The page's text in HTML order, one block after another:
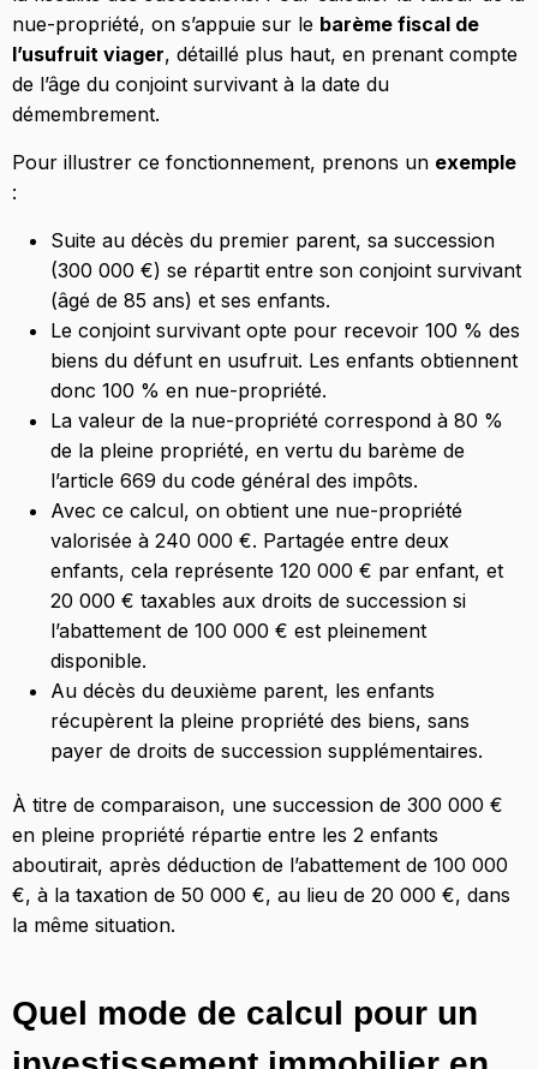
nue-propriété, on s’appuie sur le barème fiscal de
l’usufruit viager, détaillé plus haut, en prenant compte
de l’âge du conjoint survivant à la date du
démembrement.
Pour illustrer ce fonctionnement, prenons un exemple
:
Suite au décès du premier parent, sa succession
(300 000 €) se répartit entre son conjoint survivant
(âgé de 85 ans) et ses enfants.
Le conjoint survivant opte pour recevoir 100 % des
biens du défunt en usufruit. Les enfants obtiennent
donc 100 % en nue-propriété.
La valeur de la nue-propriété correspond à 80 %
de la pleine propriété, en vertu du barème de
l’article 669 du code général des impôts.
Avec ce calcul, on obtient une nue-propriété
valorisée à 240 000 €. Partagée entre deux
enfants, cela représente 120 000 € par enfant, et
20 000 € taxables aux droits de succession si
l’abattement de 100 000 € est pleinement
disponible.
Au décès du deuxième parent, les enfants
récupèrent la pleine propriété des biens, sans
payer de droits de succession supplémentaires.
À titre de comparaison, une succession de 300 000 €
en pleine propriété répartie entre les 2 enfants
aboutirait, après déduction de l’abattement de 100 000
€, à la taxation de 50 000 €, au lieu de 20 000 €, dans
la même situation.
Quel mode de calcul pour un